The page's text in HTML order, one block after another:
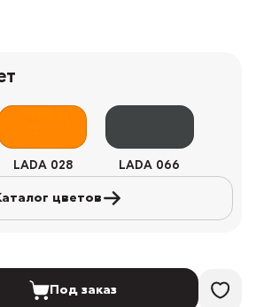
LADA 028 LADA 066
цветов
Под заказ